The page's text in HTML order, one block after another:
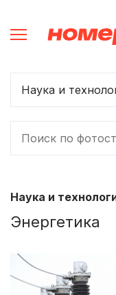
Наука и
Энергетика